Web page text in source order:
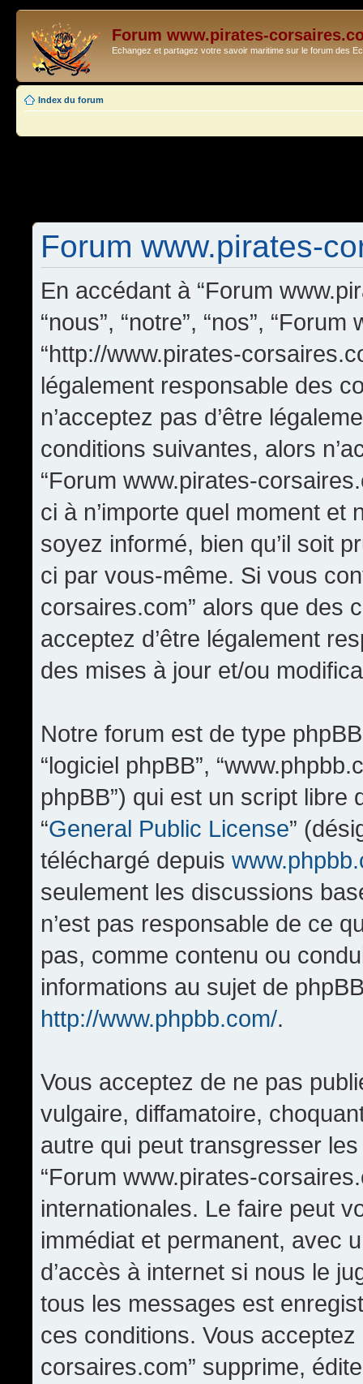
Forum www.pirates-
Echangez et partagez votre savoir maritime sur le forum des
Index du forum
Forum www.pirates-
En accédant à “Forum
“nous”, “notre”, “nos”,
“http://www.pirates-
légalement responsable des
n’acceptez pas d’être
conditions suivantes, alors
“Forum www.pirates-
ci à n’importe quel moment
soyez informé, bien qu’il soit
ci par vous-même. Si vous
corsaires.com” alors que des
acceptez d’être légalement
des mises à jour et/ou
Notre forum est de type phpBB
“logiciel phpBB”,
phpBB”) qui est un script
“General Public License”
téléchargé depuis
seulement les discussions
n’est pas responsable de ce
pas, comme contenu ou
informations au sujet de
http://www.phpbb.com/.
Vous acceptez de ne pas
vulgaire, diffamatoire,
autre qui peut transgresser
“Forum www.pirates-
internationales. Le faire peut
immédiat et permanent, avec
d’accès à internet si nous le
tous les messages est
ces conditions. Vous
corsaires.com” supprime,